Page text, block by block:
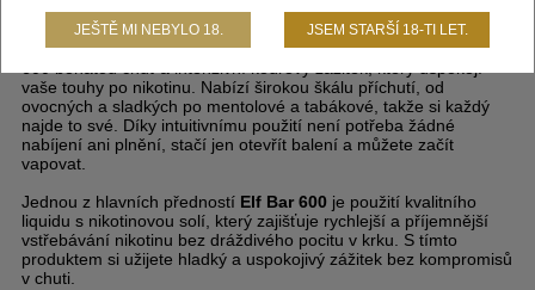
cestách.
S objemem 2 ml a kapacitou až 600 potáhnutí nabízíElf Bar
600bohatou chuť a intenzivní kouřový zážitek, který uspokojí
vaše touhy po nikotinu. Nabízí širokou škálu příchutí, od
ovocných a sladkých po mentolové a tabákové, takže si každý
najde to své. Díky intuitivnímu použití není potřeba žádné
nabíjení ani plnění, stačí jen otevřít balení a můžete začít
vapovat.
Jednou z hlavních předností Elf Bar 600 je použití kvalitního
liquidu s nikotinovou solí, který zajišťuje rychlejší a příjemnější
vstřebávání nikotinu bez dráždivého pocitu v krku. S tímto
produktem si užijete hladký a uspokojivý zážitek bez kompromisů
v chuti.
JEŠTĚ MI NEBYLO 18. JSEM STARŠÍ 18-TI LET.